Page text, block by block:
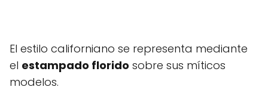
El estilo californiano se representa mediante
el estampado florido sobre sus míticos
modelos.